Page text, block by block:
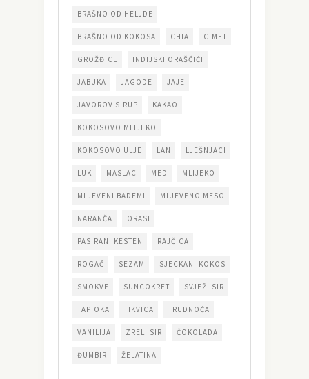
BRAŠNO OD HELJDE
BRAŠNO OD KOKOSA CHIA CIMET
GROŽĐICE INDIJSKI ORAŠČIĆI
JABUKA JAGODE JAJE
JAVOROV SIRUP KAKAO
KOKOSOVO MLIJEKO
KOKOSOVO ULJE LAN LJEŠNJACI
LUK MASLAC MED MLIJEKO
MLJEVENI BADEMI MLJEVENO MESO
NARANČA ORASI
PASIRANI KESTEN RAJČICA
ROGAČ SEZAM SJECKANI KOKOS
SMOKVE SUNCOKRET SVJEŽI SIR
TAPIOKA TIKVICA TRUDNOĆA
VANILIJA ZRELI SIR ČOKOLADA
ĐUMBIR ŽELATINA